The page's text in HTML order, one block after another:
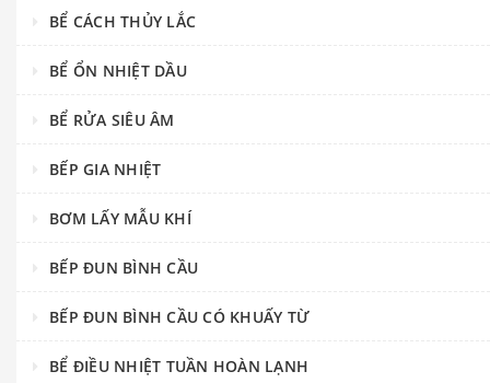
BỂ CÁCH THỦY LẮC
BỂ ỔN NHIỆT DẦU
BỂ RỬA SIÊU ÂM
BẾP GIA NHIỆT
BƠM LẤY MẪU KHÍ
BẾP ĐUN BÌNH CẦU
BẾP ĐUN BÌNH CẦU CÓ KHUẤY TỪ
BỂ ĐIỀU NHIỆT TUẦN HOÀN LẠNH